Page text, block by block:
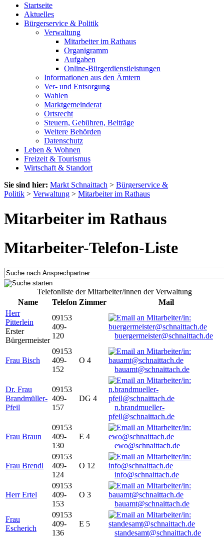
Startseite
Aktuelles
Bürgerservice & Politik
Verwaltung
Mitarbeiter im Rathaus
Organigramm
Aufgaben
Online-Bürgerdienstleistungen
Informationen aus den Ämtern
Ver- und Entsorgung
Wahlen
Marktgemeinderat
Ortsrecht
Steuern, Gebühren, Beiträge
Weitere Behörden
Datenschutz
Leben & Wohnen
Freizeit & Tourismus
Wirtschaft & Standort
Sie sind hier: Markt Schnaittach > Bürgerservice &
Politik > Verwaltung > Mitarbeiter im Rathaus
Mitarbeiter im Rathaus
Mitarbeiter-Telefon-Liste
Telefonliste der Mitarbeiter/innen der Verwaltung
Name
Telefon Zimmer
Mail
Herr
Pitterlein
Erster
Bürgermeister
09153
409-
120
buergermeister@schnaittach.de
Frau Bisch
09153
409-
152
O 4
bauamt@schnaittach.de
Dr. Frau
Brandmüller-
Pfeil
09153
409-
157
DG 4
n.brandmueller-
pfeil@schnaittach.de
Frau Braun
09153
409-
130
E 4
ewo@schnaittach.de
Frau Brendl
09153
409-
124
O 12
info@schnaittach.de
Herr Ertel
09153
409-
153
O 3
bauamt@schnaittach.de
Frau
Escherich
09153
409-
136
E 5
standesamt@schnaittach.de